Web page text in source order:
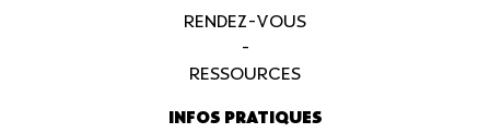
RENDEZ-VOUS
-
RESSOURCES
INFOS PRATIQUES